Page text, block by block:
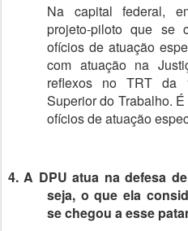
Na capital federal,
projeto-piloto que se
ofícios de atuação
com atuação na
reflexos no TRT da
Superior do Trabalho.
ofícios de atuação
4. A DPU atua na defesa
seja, o que ela
se chegou a esse